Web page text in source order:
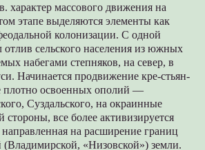
характер массового движения на
этапе выделяются элементы как
колонизации. С одной
сельского населения из южных
набегами степняков, на север, в
Начинается продвижение кре-стьян-
плотно освоенных ополий —
Суздальского, на окраинные
стороны, все более активизируется
направленная на расширение границ
(Владимирской, «Низовской») земли.